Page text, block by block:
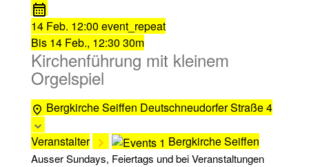
14 Feb. 12:00 event_repeat
Bis 14 Feb., 12:30 30m
Kirchenführung mit kleinem
Orgelspiel
Bergkirche Seiffen Deutschneudorfer Straße 4
Veranstalter Bergkirche Seiffen
Ausser Sundays, Feiertags und bei Veranstaltungen